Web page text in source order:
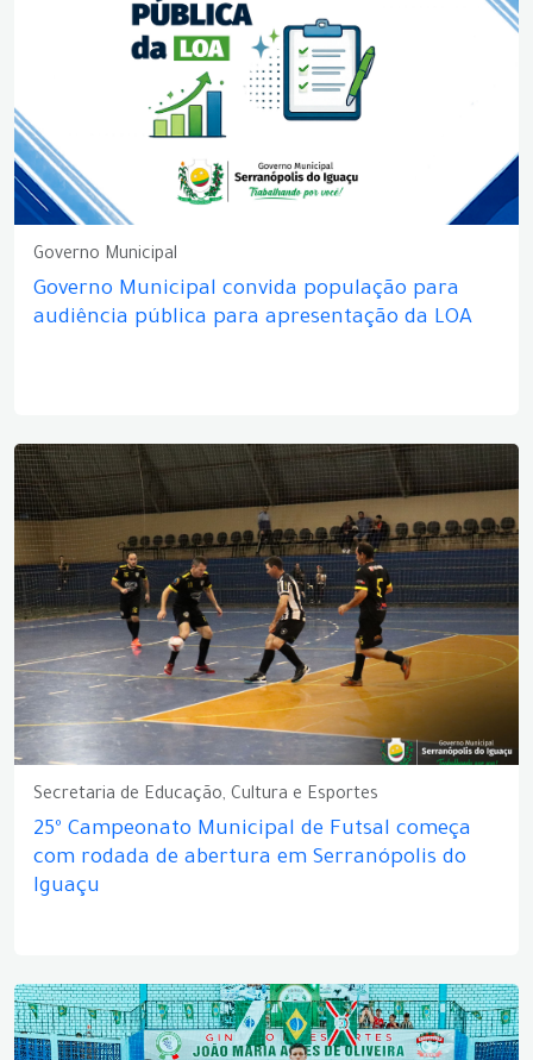
Governo Municipal
Governo Municipal convida população para
audiência pública para apresentação da LOA
Secretaria de Educação, Cultura e Esportes
25º Campeonato Municipal de Futsal começa
com rodada de abertura em Serranópolis do
Iguaçu